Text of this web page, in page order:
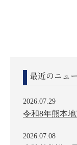
最近のニュ
2026.07.29
令和8年熊本
2026.07.08